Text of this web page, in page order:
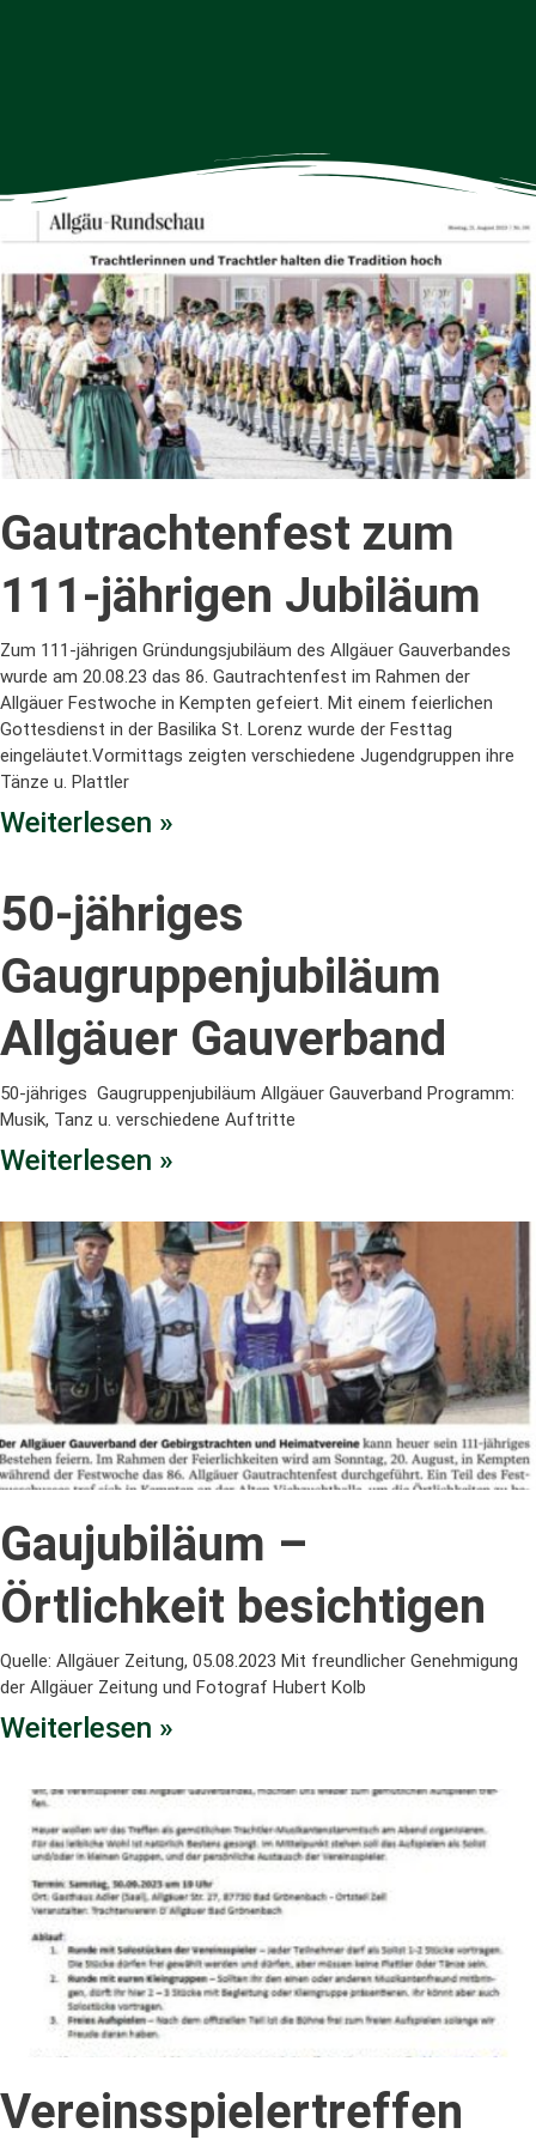
Gautrachtenfest zum
111-jährigen Jubiläum
Zum 111-jährigen Gründungsjubiläum des Allgäuer Gauverbandes
wurde am 20.08.23 das 86. Gautrachtenfest im Rahmen der
Allgäuer Festwoche in Kempten gefeiert. Mit einem feierlichen
Gottesdienst in der Basilika St. Lorenz wurde der Festtag
eingeläutet.Vormittags zeigten verschiedene Jugendgruppen ihre
Tänze u. Plattler
Weiterlesen »
50-jähriges
Gaugruppenjubiläum
Allgäuer Gauverband
50-jähriges Gaugruppenjubiläum Allgäuer Gauverband Programm:
Musik, Tanz u. verschiedene Auftritte
Weiterlesen »
Gaujubiläum –
Örtlichkeit besichtigen
Quelle: Allgäuer Zeitung, 05.08.2023 Mit freundlicher Genehmigung
der Allgäuer Zeitung und Fotograf Hubert Kolb
Weiterlesen »
Vereinsspielertreffen